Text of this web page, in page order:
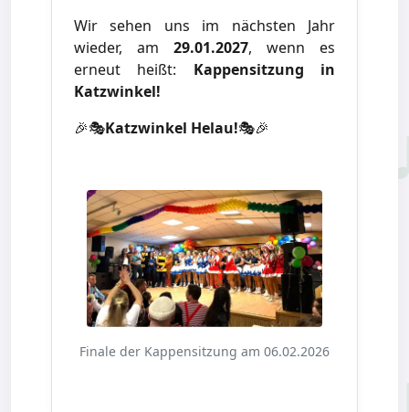
Wir sehen uns im nächsten Jahr
wieder, am 29.01.2027, wenn es
erneut heißt: Kappensitzung in
Katzwinkel!
🎉🎭Katzwinkel Helau!🎭🎉
Finale der Kappensitzung am 06.02.2026